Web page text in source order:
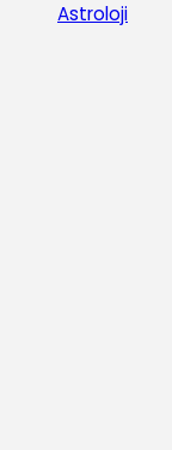
Astroloji